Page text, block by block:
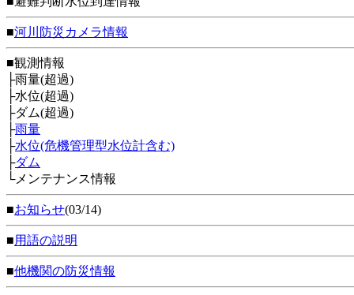
■河川防災カメラ情報
■観測情報
├雨量(超過)
├水位(超過)
├ダム(超過)
├雨量
├水位(危機管理型水位計含む)
├ダム
└メンテナンス情報
■お知らせ(03/14)
■用語の説明
■他機関の防災情報